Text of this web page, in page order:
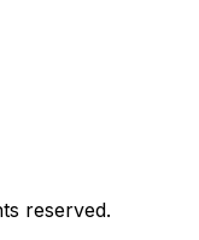
reserved.